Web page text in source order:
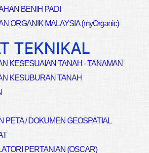
BENIH PADI
ORGANIK MALAYSIA (myOrganic)
TEKNIKAL
KESESUAIAN TANAH - TANAMAN
KESUBURAN TANAH
PETA / DOKUMEN GEOSPATIAL
PERTANIAN (OSCAR)